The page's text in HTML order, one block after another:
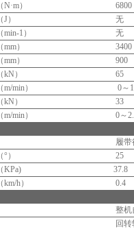
（N·m）
6800
（J）
无
（min-1）
无
（mm）
3400
（mm）
900
（kN）
65
（m/min）
0～
（kN）
33
（m/min） 0～
履带
（°）
25
（KPa)
37.8
（km/h） 0.4
整机
回转